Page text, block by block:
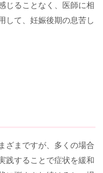
じることなく、医師に相
して、妊娠後期の息苦し
ざまですが、多くの場合
践することで症状を緩和